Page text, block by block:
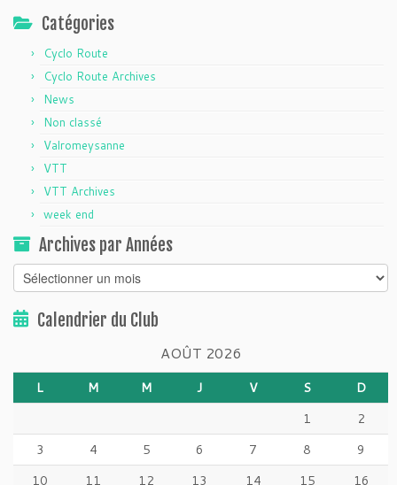
Catégories
Cyclo Route
Cyclo Route Archives
News
Non classé
Valromeysanne
VTT
VTT Archives
week end
Archives par Années
Calendrier du Club
AOÛT 2026
L M M J V S
D
1
2
3
4 5 6 7 8
9
10
11 12 13 14 15
16